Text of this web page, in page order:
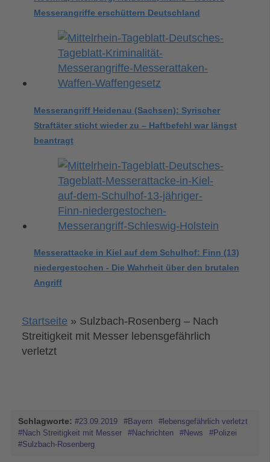
Messerangriffe erschüttern Deutschland
Messerangriff Heidenau (Sachsen): Syrischer
Straftäter sticht wieder zu – Haftbefehl war längst
beantragt
Messerattacke in Kiel auf dem Schulhof: Finn (13)
niedergestochen - Die Wahrheit über den brutalen
Angriff
Startseite » Sulzbach-Rosenberg – Nach
Streitigkeit mit Messer lebensgefährlich
verletzt
Schlagworte: #23.09.2019 #Bayern
#lebensgefährlich verletzt
#Nach Streitigkeit mit Messer
#Nachrichten #News
#Polizei
#Sulzbach-Rosenberg